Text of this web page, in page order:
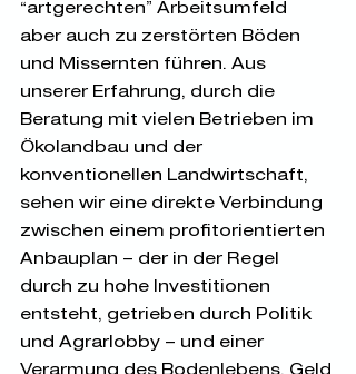
„artgerechten“ Arbeitsumfeld
aber auch zu zerstörten Böden
und Missernten führen. Aus
unserer Erfahrung, durch die
Beratung mit vielen Betrieben im
Ökolandbau und der
konventionellen Landwirtschaft,
sehen wir eine direkte Verbindung
zwischen einem profitorientierten
Anbauplan – der in der Regel
durch zu hohe Investitionen
entsteht, getrieben durch Politik
und Agrarlobby – und einer